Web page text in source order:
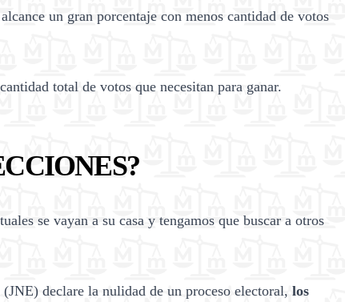
un gran porcentaje con menos cantidad de votos
total de votos que necesitan para ganar.
se vayan a su casa y tengamos que buscar a otros
declare la nulidad de un proceso electoral, los